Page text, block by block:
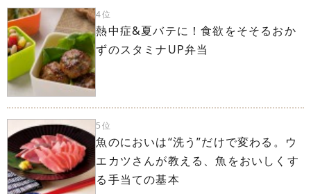
4位
熱中症&夏バテに！食欲をそそるおか
ずのスタミナUP弁当
5位
魚のにおいは“洗う”だけで変わる。ウ
エカツさんが教える、魚をおいしくす
る手当ての基本